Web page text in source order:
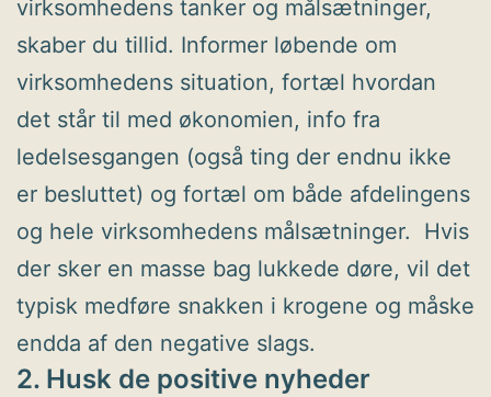
virksomhedens tanker og målsætninger,
skaber du tillid. Informer løbende om
virksomhedens situation, fortæl hvordan
det står til med økonomien, info fra
ledelsesgangen (også ting der endnu ikke
er besluttet) og fortæl om både afdelingens
og hele virksomhedens målsætninger. Hvis
der sker en masse bag lukkede døre, vil det
typisk medføre snakken i krogene og måske
endda af den negative slags.
2. Husk de positive nyheder